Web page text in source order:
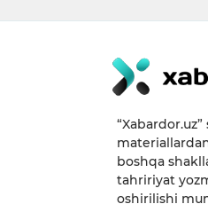
boshqa
tahririyat
oshirilishi